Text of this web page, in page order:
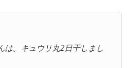
。キュウリ丸2日干しまし